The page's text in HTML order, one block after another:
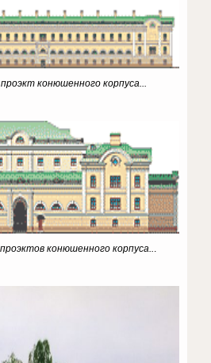
конюшенного корпуса...
конюшенного корпуса...